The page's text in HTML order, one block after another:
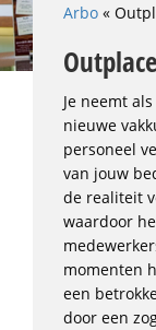
Arbo «
Je neemt
nieuwe
personeel
van jouw
de realiteit
waardoor
momenten
een
door een